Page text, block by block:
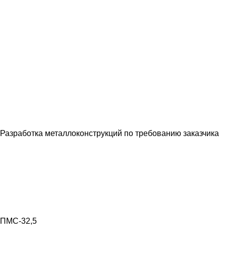
Разработка металлоконструкций по требованию заказчика
ПМС-32,5